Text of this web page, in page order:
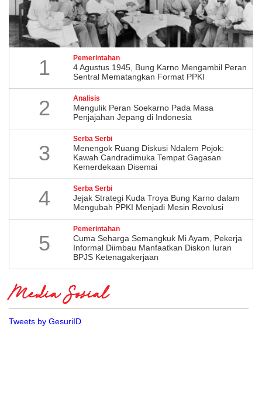
1 Pemerintahan
4 Agustus 1945, Bung Karno Mengambil Peran
Sentral Mematangkan Format PPKI
2 Analisis
Mengulik Peran Soekarno Pada Masa
Penjajahan Jepang di Indonesia
3
Serba Serbi
Menengok Ruang Diskusi Ndalem Pojok:
Kawah Candradimuka Tempat Gagasan
Kemerdekaan Disemai
4 Serba Serbi
Jejak Strategi Kuda Troya Bung Karno dalam
Mengubah PPKI Menjadi Mesin Revolusi
5
Pemerintahan
Cuma Seharga Semangkuk Mi Ayam, Pekerja
Informal Diimbau Manfaatkan Diskon Iuran
BPJS Ketenagakerjaan
Media Sosial
Tweets by GesuriID